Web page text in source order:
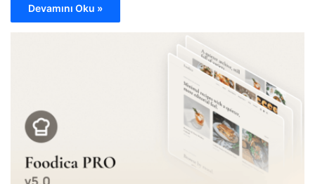
Devamını Oku »